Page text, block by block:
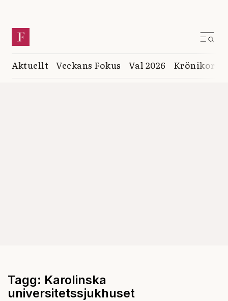
Aktuellt Veckans Fokus Val 2026 Krönikor
Tagg: Karolinska
universitetssjukhuset